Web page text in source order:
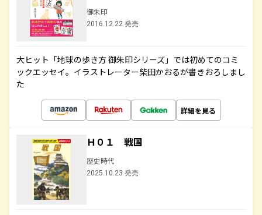
御朱印
2016.12.22 発売
大ヒット「地球の歩き方 御朱印シリーズ」では初めてのコミ
ックエッセイ。イラストレーター柴田かおるが書きおろしまし
た
詳細を見る
Ｈ０１ 戦国
歴史時代
2025.10.23 発売